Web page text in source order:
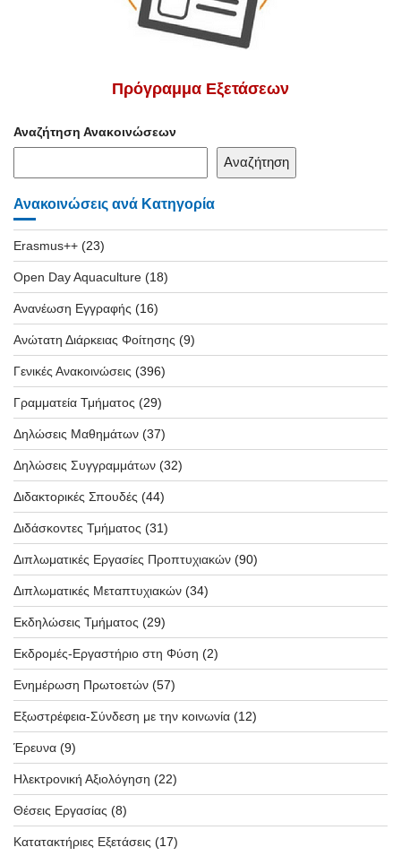
Πρόγραμμα Εξετάσεων
Αναζήτηση Ανακοινώσεων
Αναζήτηση
Ανακοινώσεις ανά Κατηγορία
Erasmus++ (23)
Open Day Aquaculture (18)
Ανανέωση Εγγραφής (16)
Ανώτατη Διάρκειας Φοίτησης (9)
Γενικές Ανακοινώσεις (396)
Γραμματεία Τμήματος (29)
Δηλώσεις Μαθημάτων (37)
Δηλώσεις Συγγραμμάτων (32)
Διδακτορικές Σπουδές (44)
Διδάσκοντες Τμήματος (31)
Διπλωματικές Εργασίες Προπτυχιακών (90)
Διπλωματικές Μεταπτυχιακών (34)
Εκδηλώσεις Τμήματος (29)
Εκδρομές-Εργαστήριο στη Φύση (2)
Ενημέρωση Πρωτοετών (57)
Εξωστρέφεια-Σύνδεση με την κοινωνία (12)
Έρευνα (9)
Ηλεκτρονική Αξιολόγηση (22)
Θέσεις Εργασίας (8)
Κατατακτήριες Εξετάσεις (17)